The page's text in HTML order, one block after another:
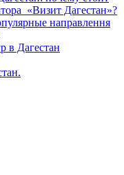
«Визит Дагестан»?
направлення
в Дагестан